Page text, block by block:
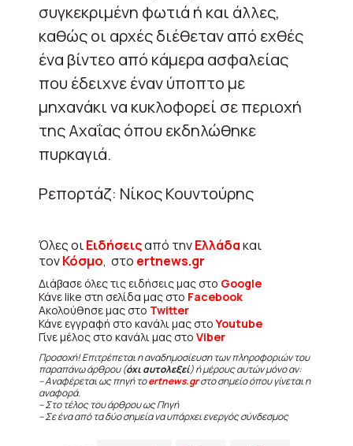
συγκεκριμένη φωτιά ή και άλλες,
καθώς οι αρχές διέθεταν από εχθές
ένα βίντεο από κάμερα ασφαλείας
που έδειχνε έναν ύποπτο με
μηχανάκι να κυκλοφορεί σε περιοχή
της Αχαΐας όπου εκδηλώθηκε
πυρκαγιά.
Ρεπορτάζ: Νίκος Κουντούρης
Όλες οιΕιδήσειςαπό τηνΕλλάδακαι
τονΚόσμο, στο ertnews.gr
Διάβασε όλες τις ειδήσεις μας στο Google
Κάνε like στη σελίδα μας στο Facebook
Ακολούθησε μας στο Twitter
Κάνε εγγραφή στο κανάλι μας στοYoutube
Γίνε μέλος στο κανάλι μας στο Viber
Προσοχή! Επιτρέπεται η αναδημοσίευση των πληροφοριών του
παραπάνω άρθρου (όχι αυτολεξεί) ή μέρους αυτών μόνο αν:
– Αναφέρεται ως πηγή τοertnews.grστο σημείο όπου γίνεται η
αναφορά.
– Στο τέλος του άρθρου ως Πηγή
– Σε ένα από τα δύο σημεία να υπάρχει ενεργός σύνδεσμος